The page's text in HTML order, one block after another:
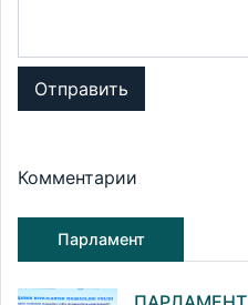
Отправить
Комментарии
Парламент